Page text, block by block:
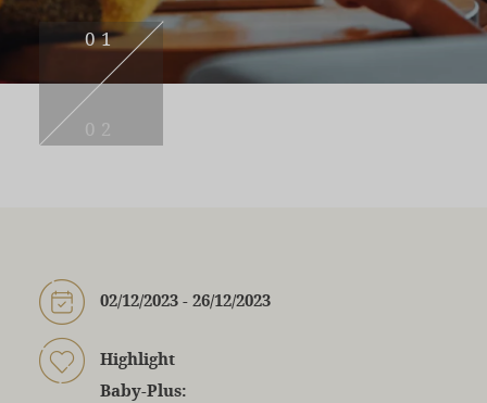
01
02
02/12/2023 - 26/12/2023
Highlight
Baby-Plus: